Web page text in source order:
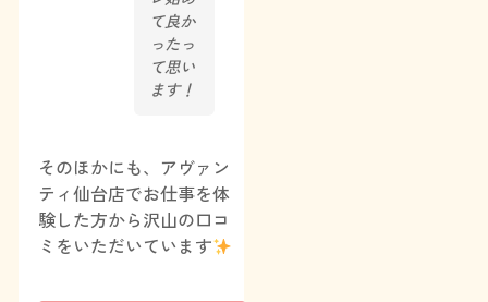
て良か
ったっ
て思い
ます！
そのほかにも、アヴァン
ティ仙台店でお仕事を体
験した方から沢山の口コ
ミをいただいています